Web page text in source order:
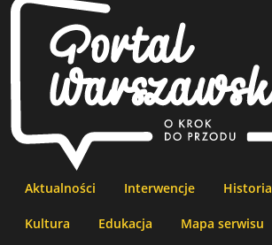
Aktualności Interwencje Historia
Kultura Edukacja Mapa serwisu